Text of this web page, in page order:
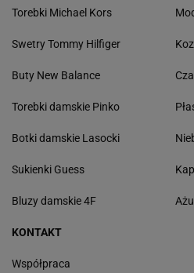
Torebki Michael Kors
Swetry Tommy Hilfiger
Buty New Balance
Torebki damskie Pinko
Botki damskie Lasocki
Sukienki Guess
Bluzy damskie 4F
KONTAKT
Współpraca